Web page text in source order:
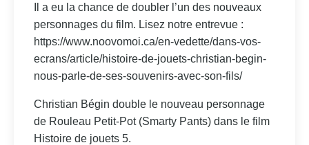
Il a eu la chance de doubler l’un des nouveaux
personnages du film. Lisez notre entrevue :
https://www.noovomoi.ca/en-vedette/dans-vos-
ecrans/article/histoire-de-jouets-christian-begin-
nous-parle-de-ses-souvenirs-avec-son-fils/
Christian Bégin double le nouveau personnage
de Rouleau Petit-Pot (Smarty Pants) dans le film
Histoire de jouets 5.